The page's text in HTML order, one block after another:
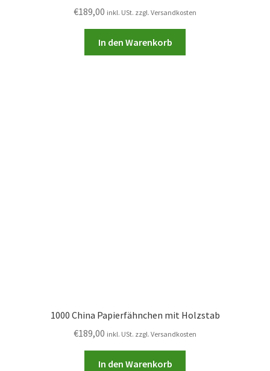
€189,00 inkl. USt. zzgl. Versandkosten
In den Warenkorb
1000 China Papierfähnchen mit Holzstab
€189,00 inkl. USt. zzgl. Versandkosten
In den Warenkorb